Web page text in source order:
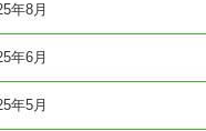
年8月
年6月
年5月